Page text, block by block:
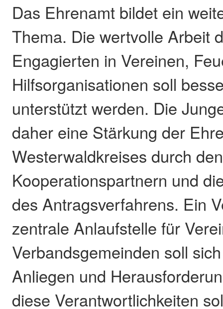
Das Ehrenamt bildet ein
Thema. Die wertvolle Arbeit
Engagierten in Vereinen,
Hilfsorganisationen soll
unterstützt werden. Die
daher eine Stärkung der
Westerwaldkreises durch
Kooperationspartnern und
des Antragsverfahrens. Ein
zentrale Anlaufstelle für
Verbandsgemeinden soll
Anliegen und
diese Verantwortlichkeiten